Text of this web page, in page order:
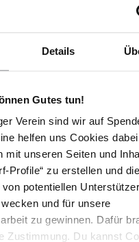
Details
Gutes tun!
Verein sind wir auf
helfen uns Cookies
mit unseren Seiten und
Profile“ zu erstellen und die
potentiellen
und für unsere
zu gewinnen. Dafür
Zustimmung. Du kannst
Datenschutzrichtlinie und